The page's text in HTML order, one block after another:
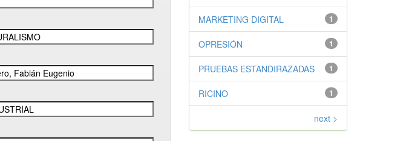
1
MARKETING DIGITAL
1
OPRESIÓN
1
PRUEBAS ESTANDIRAZADAS
1
RICINO
next >